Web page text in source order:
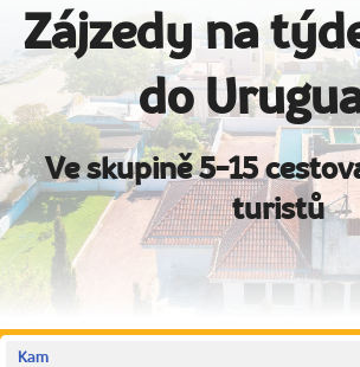
Zájzedy na
do
Ve skupině 5-15
turistů
Kam